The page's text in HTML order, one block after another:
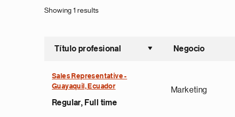
Showing 1 results
Título profesional
Ordenar
Negocio
Sales Representative -
Guayaquil, Ecuador
Regular, Full time
Marketing